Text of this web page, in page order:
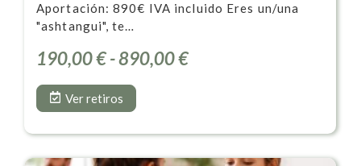
Aportación: 890€ IVA incluido Eres un/una
"ashtangui", te…
190,00€-890,00€
Ver retiros